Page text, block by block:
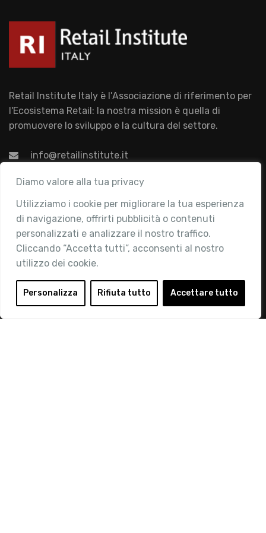
Diamo valore alla tua privacy
Utilizziamo i cookie per migliorare la tua esperienza
di navigazione, offrirti pubblicità o contenuti
personalizzati e analizzare il nostro traffico.
Cliccando “Accetta tutti”, acconsenti al nostro
utilizzo dei cookie.
Personalizza Rifiuta tutto Accettare tutto
Retail Institute Italy è l’Associazione di riferimento per
l'Ecosistema Retail: la nostra mission è quella di
promuovere lo sviluppo e la cultura del settore.
info@retailinstitute.it
Associazione
Chi siamo
Attività
Contatti
Area Riservata
Login
Diventa Socio